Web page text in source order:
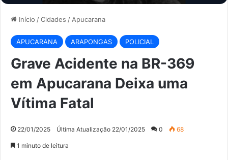
Início /Cidades / Apucarana
APUCARANA ARAPONGAS POLICIAL
Grave Acidente na BR-369
em Apucarana Deixa uma
Vítima Fatal
22/01/2025 Última Atualização 22/01/2025 0 68
1 minuto de leitura